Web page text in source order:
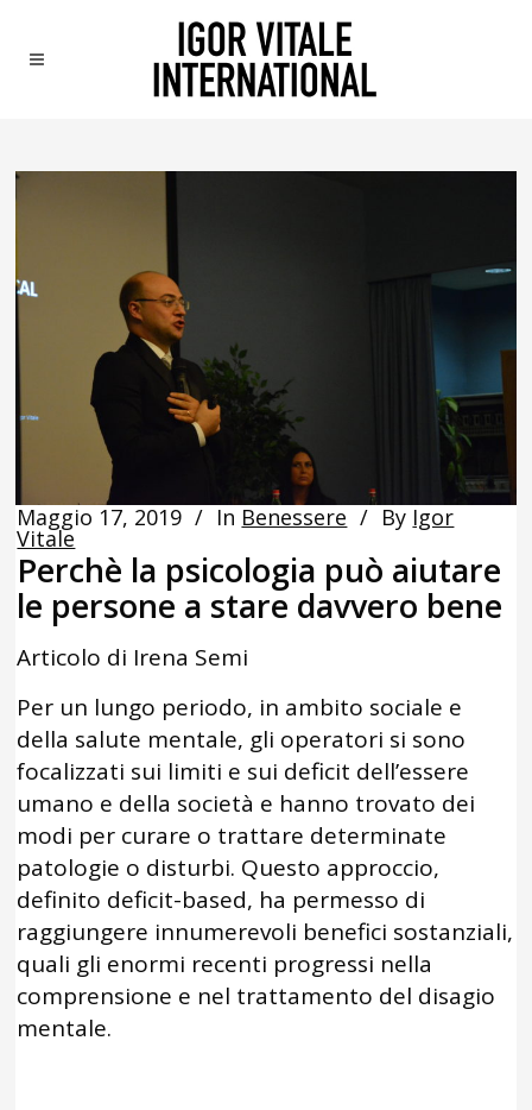
Maggio 17, 2019 In Benessere By Igor
Vitale
Perchè la psicologia può aiutare
le persone a stare davvero bene
Articolo di Irena Semi
Per un lungo periodo, in ambito sociale e
della salute mentale, gli operatori si sono
focalizzati sui limiti e sui deficit dell’essere
umano e della società e hanno trovato dei
modi per curare o trattare determinate
patologie o disturbi. Questo approccio,
definito deficit-based, ha permesso di
raggiungere innumerevoli benefici sostanziali,
quali gli enormi recenti progressi nella
comprensione e nel trattamento del disagio
mentale.